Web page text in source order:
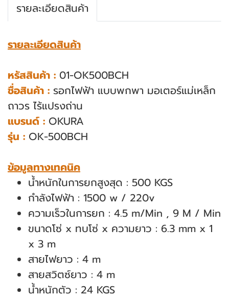
รายละเอียดสินค้า
รายละเอียดสินค้า
หรัสสินค้า : 01-OK500BCH
ชื่อสินค้า : รอกไฟฟ้า แบบพกพา มอเตอร์แม่เหล็ก
ถาวร ไร้แปรงถ่าน
แบรนด์ : OKURA
รุ่น : OK-500BCH
ข้อมูลทางเทคนิค
น้ำหนักในการยกสูงสุด : 500 KGS
กําลังไฟฟ้า : 1500 w / 220v
ความเร็วในการยก : 4.5 m/Min , 9 M / Min
ขนาดโซ่ x ทบโซ่ x ความยาว : 6.3 mm x 1
x 3 m
สายไฟยาว : 4 m
สายสวิตซ์ยาว : 4 m
น้ำหนักตัว : 24 KGS